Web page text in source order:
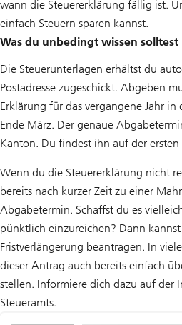
wann die Steuererklärung fällig ist.
einfach Steuern sparen kannst.
Was du unbedingt wissen solltest
Die Steuerunterlagen erhältst du
Postadresse zugeschickt. Abgeben
Erklärung für das vergangene Jahr
Ende März. Der genaue
Kanton. Du findest ihn auf der
Wenn du die Steuererklärung nicht
bereits nach kurzer Zeit zu einer
Abgabetermin. Schaffst du es
pünktlich einzureichen? Dann
Fristverlängerung beantragen. In
dieser Antrag auch bereits einfach
stellen. Informiere dich dazu auf der
Steueramts.